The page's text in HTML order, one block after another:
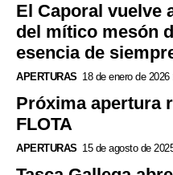
El Caporal vuelve
del mítico mesón
esencia de
APERTURAS 18 de enero de 2026
Próxima apertura
FLOTA
APERTURAS 15 de agosto de